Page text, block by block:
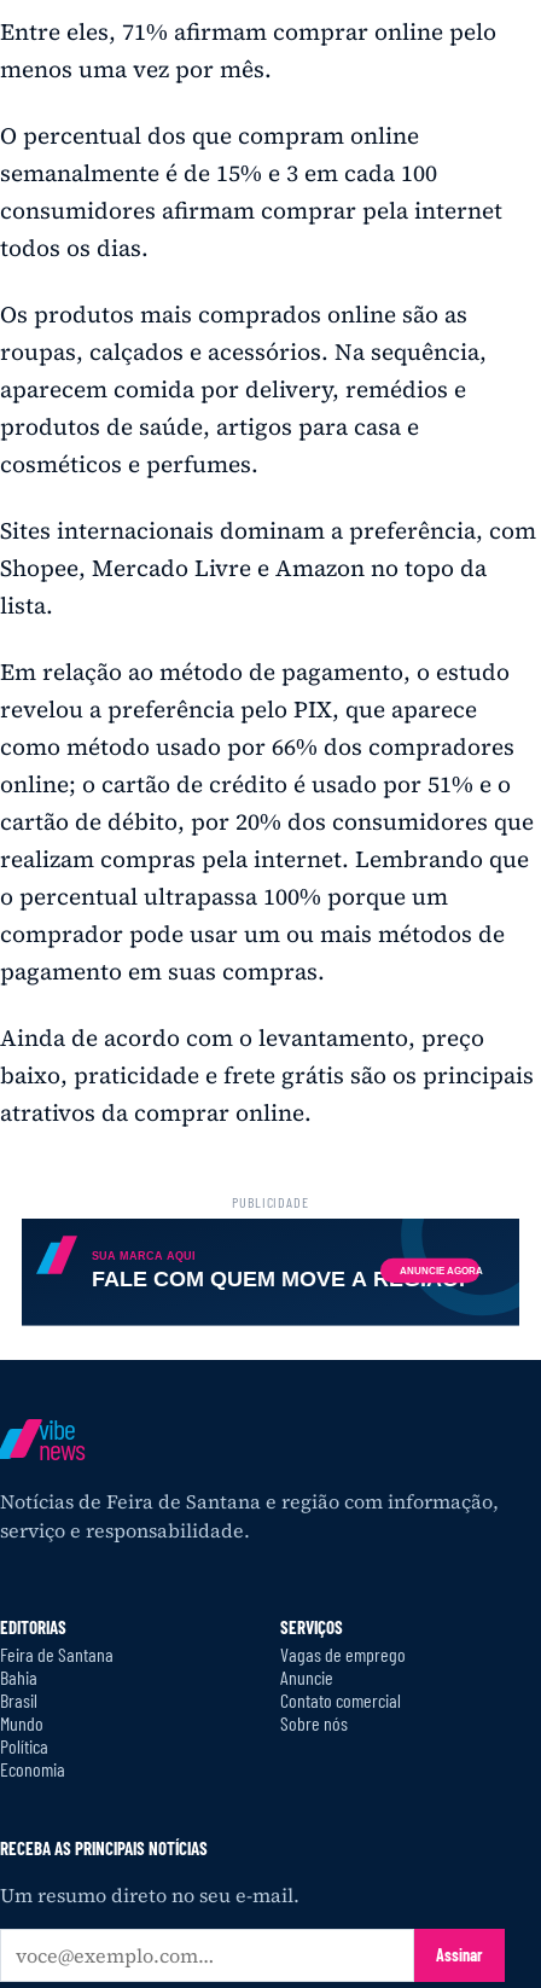
Entre eles, 71% afirmam comprar online pelo
menos uma vez por mês.
O percentual dos que compram online
semanalmente é de 15% e 3 em cada 100
consumidores afirmam comprar pela internet
todos os dias.
Os produtos mais comprados online são as
roupas, calçados e acessórios. Na sequência,
aparecem comida por delivery, remédios e
produtos de saúde, artigos para casa e
cosméticos e perfumes.
Sites internacionais dominam a preferência, com
Shopee, Mercado Livre e Amazon no topo da
lista.
Em relação ao método de pagamento, o estudo
revelou a preferência pelo PIX, que aparece
como método usado por 66% dos compradores
online; o cartão de crédito é usado por 51% e o
cartão de débito, por 20% dos consumidores que
realizam compras pela internet. Lembrando que
o percentual ultrapassa 100% porque um
comprador pode usar um ou mais métodos de
pagamento em suas compras.
Ainda de acordo com o levantamento, preço
baixo, praticidade e frete grátis são os principais
atrativos da comprar online.
PUBLICIDADE
vibe
news
Notícias de Feira de Santana e região com informação,
serviço e responsabilidade.
EDITORIAS
Feira de Santana
Bahia
Brasil
Mundo
Política
Economia
SERVIÇOS
Vagas de emprego
Anuncie
Contato comercial
Sobre nós
RECEBA AS PRINCIPAIS NOTÍCIAS
Um resumo direto no seu e-mail.
Assinar